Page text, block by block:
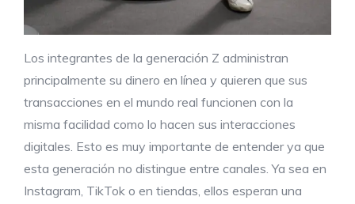
Los integrantes de la generación Z administran
principalmente su dinero en línea y quieren que sus
transacciones en el mundo real funcionen con la
misma facilidad como lo hacen sus interacciones
digitales. Esto es muy importante de entender ya que
esta generación no distingue entre canales. Ya sea en
Instagram, TikTok o en tiendas, ellos esperan una